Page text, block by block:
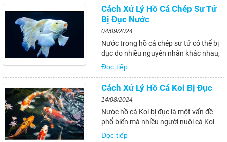
Koi con đến quản lý dinh dưỡng và điều
trị bệnh tật. Việc nuôi cá Koi không...
Cách Xử Lý Hồ Cá Chép Sư Tử
Bị Đục Nước
04/09/2024
Nước trong hồ cá chép sư tử có thể bị
đục do nhiều nguyên nhân khác nhau,
gây ảnh hưởng đến sức khỏe và sự
phát triển của các con cá. Trong bài
viết này, chúng tôi sẽ tìm hiểu các
nguyên nhân chính dẫn đến tình trạng
nước...
Đọc tiếp
Cách Xử Lý Hồ Cá Koi Bị Đục
14/08/2024
Nước hồ cá Koi bị đục là một vấn đề
phổ biến mà nhiều người nuôi cá Koi
phải đối mặt. Tình trạng này không chỉ
Đọc tiếp